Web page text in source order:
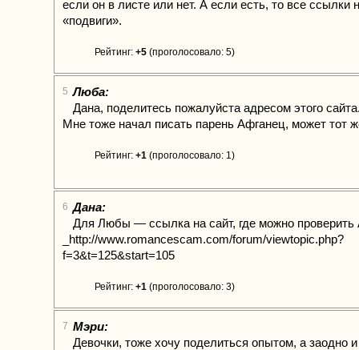
если он в листе или нет. А если есть, то все ссылки
«подвиги».
Рейтинг: +5 (проголосовало: 5)
5 Люба:
Дана, поделитесь пожалуйста адресом этого
Мне тоже начал писать парень Афганец, может тот
Рейтинг: +1 (проголосовало: 1)
6 Дана:
Для Любы — ссылка на сайт, где можно
_http://www.romancescam.com/forum/viewtopic.php?
f=3&t=125&start=105
Рейтинг: +1 (проголосовало: 3)
7 Мэри:
Девочки, тоже хочу поделиться опытом, а заодно